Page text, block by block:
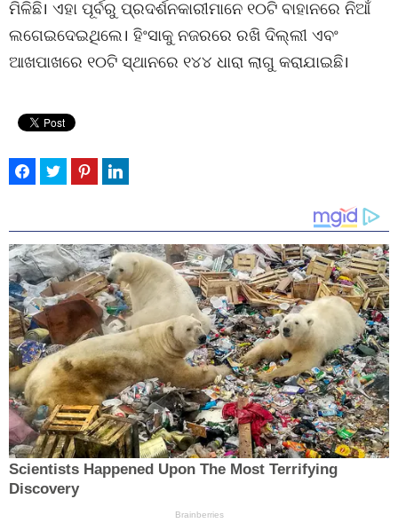
ମିଳିଛି। ଏହା ପୂର୍ବରୁ ପ୍ରଦର୍ଶନକାରୀମାନେ ୧୦ଟି ବାହାନରେ ନିଆଁ
ଲଗେଇଦେଇଥିଲେ। ହିଂସାକୁ ନଜରରେ ରଖି ଦିଲ୍ଲୀ ଏବଂ
ଆଖପାଖରେ ୧୦ଟି ସ୍ଥାନରେ ୧୪୪ ଧାରା ଲାଗୁ କରାଯାଇଛି।